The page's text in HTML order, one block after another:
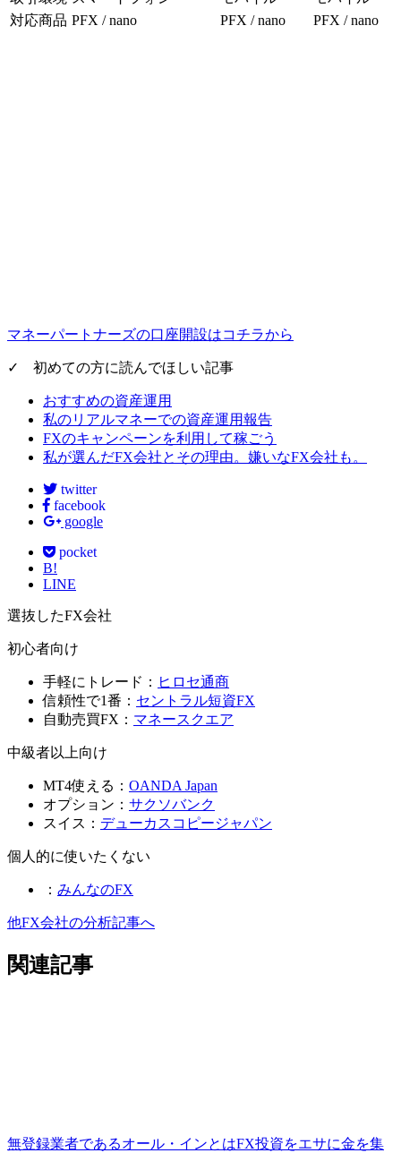
対応商品 PFX / nano PFX / nano PFX / nano
マネーパートナーズの口座開設はコチラから
✓ 初めての方に読んでほしい記事
おすすめの資産運用
私のリアルマネーでの資産運用報告
FXのキャンペーンを利用して稼ごう
私が選んだFX会社とその理由。嫌いなFX会社も。
twitter
facebook
google
pocket
B!
LINE
選抜したFX会社
初心者向け
手軽にトレード： ヒロセ通商
信頼性で1番： セントラル短資FX
自動売買FX： マネースクエア
中級者以上向け
MT4使える： OANDA Japan
オプション： サクソバンク
スイス： デューカスコピージャパン
個人的に使いたくない
： みんなのFX
他FX会社の分析記事へ
関連記事
無登録業者であるオール・インとはFX投資をエサに金を集